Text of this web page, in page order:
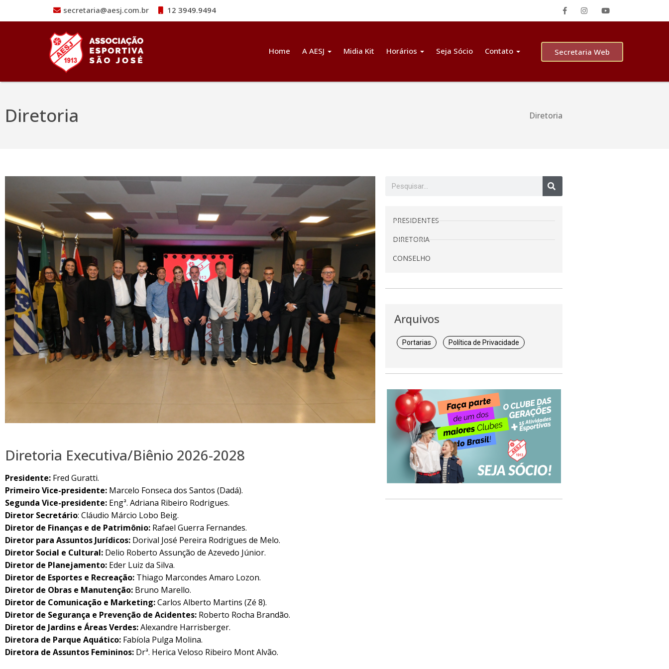
Pular para o conteúdo
secretaria@aesj.com.br 12 3949.9494
Home A AESJ Midia Kit Horários Seja Sócio Contato Secretaria Web
Diretoria Diretoria
Diretoria Executiva/Biênio 2026-2028
Presidente: Fred Guratti.
Primeiro Vice-presidente: Marcelo Fonseca dos Santos (Dadá).
Segunda Vice-presidente: Engª. Adriana Ribeiro Rodrigues.
Diretor Secretário: Cláudio Márcio Lobo Beig.
Diretor de Finanças e de Patrimônio: Rafael Guerra Fernandes.
Diretor para Assuntos Jurídicos: Dorival José Pereira Rodrigues de Melo.
Diretor Social e Cultural: Delio Roberto Assunção de Azevedo Júnior.
Diretor de Planejamento: Eder Luiz da Silva.
Diretor de Esportes e Recreação: Thiago Marcondes Amaro Lozon.
Diretor de Obras e Manutenção: Bruno Marello.
Diretor de Comunicação e Marketing:Carlos Alberto Martins (Zé 8).
Diretor de Segurança e Prevenção de Acidentes: Roberto Rocha Brandão.
Diretor de Jardins e Áreas Verdes:Alexandre Harrisberger.
Diretora de Parque Aquático: Fabíola Pulga Molina.
Diretora de Assuntos Femininos: Drª. Herica Veloso Ribeiro Mont Alvão.
PRESIDENTES
DIRETORIA
CONSELHO
Arquivos
Portarias Política de Privacidade